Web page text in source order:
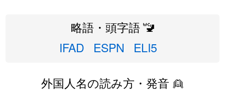
略語・頭字語 🚾
IFAD
ESPN ELI5
外国人名の読み方・発音 👱